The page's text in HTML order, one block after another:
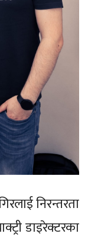
निरन्तरता
डाइरेक्टरका